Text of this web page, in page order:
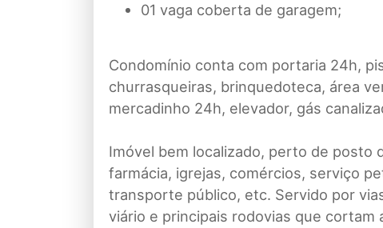
01 vaga coberta de garagem;
Condomínio conta com portaria 24h,
churrasqueiras, brinquedoteca, área
mercadinho 24h, elevador, gás
Imóvel bem localizado, perto de posto
farmácia, igrejas, comércios, serviço
transporte público, etc. Servido por
viário e principais rodovias que cortam